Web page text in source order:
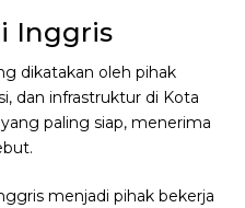
Inggris
dikatakan oleh pihak
dan infrastruktur di Kota
paling siap, menerima
menjadi pihak bekerja